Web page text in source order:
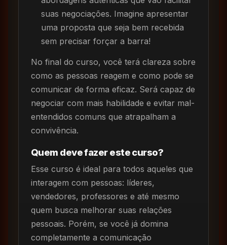
suas negociações. Imagine apresentar
uma proposta que seja bem recebida
sem precisar forçar a barra!
No final do curso, você terá clareza sobre
como as pessoas reagem e como pode se
comunicar de forma eficaz. Será capaz de
negociar com mais habilidade e evitar mal-
entendidos comuns que atrapalham a
convivência.
Quem deve fazer este curso?
Esse curso é ideal para todos aqueles que
interagem com pessoas: líderes,
vendedores, professores e até mesmo
quem busca melhorar suas relações
pessoais. Porém, se você já domina
completamente a comunicação